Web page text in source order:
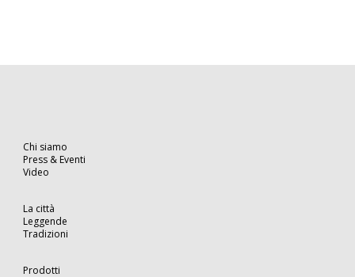
Chi siamo
Press & Eventi
Video
La città
Leggende
Tradizioni
Prodotti